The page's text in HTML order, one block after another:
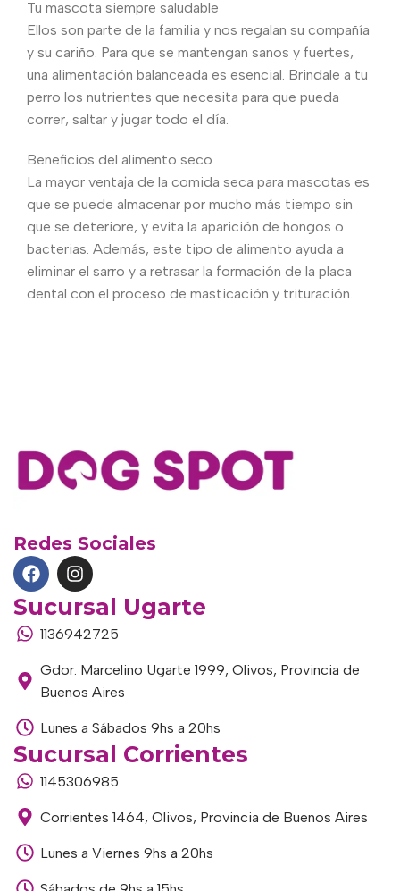
Tu mascota siempre saludable
Ellos son parte de la familia y nos regalan su compañía
y su cariño. Para que se mantengan sanos y fuertes,
una alimentación balanceada es esencial. Brindale a tu
perro los nutrientes que necesita para que pueda
correr, saltar y jugar todo el día.
Beneficios del alimento seco
La mayor ventaja de la comida seca para mascotas es
que se puede almacenar por mucho más tiempo sin
que se deteriore, y evita la aparición de hongos o
bacterias. Además, este tipo de alimento ayuda a
eliminar el sarro y a retrasar la formación de la placa
dental con el proceso de masticación y trituración.
Redes Sociales
Sucursal Ugarte
1136942725
Gdor. Marcelino Ugarte 1999, Olivos, Provincia de
Buenos Aires
Lunes a Sábados 9hs a 20hs
Sucursal Corrientes
1145306985
Corrientes 1464, Olivos, Provincia de Buenos Aires
Lunes a Viernes 9hs a 20hs